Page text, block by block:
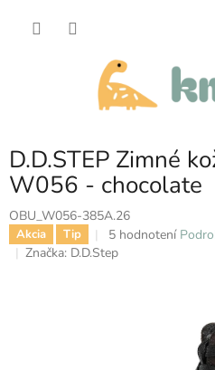
D.D.STEP Zimné
W056 - chocolate
OBU_W056-385A.26
Akcia Tip
Priemerné
hodnotenie
5 hodnotení
Značka: D.D.Step